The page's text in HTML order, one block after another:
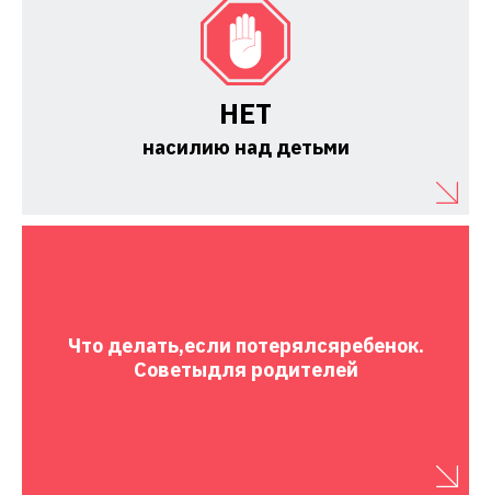
НЕТ
насилию над детьми
Что делать,если потерялсяребенок.
Советыдля родителей